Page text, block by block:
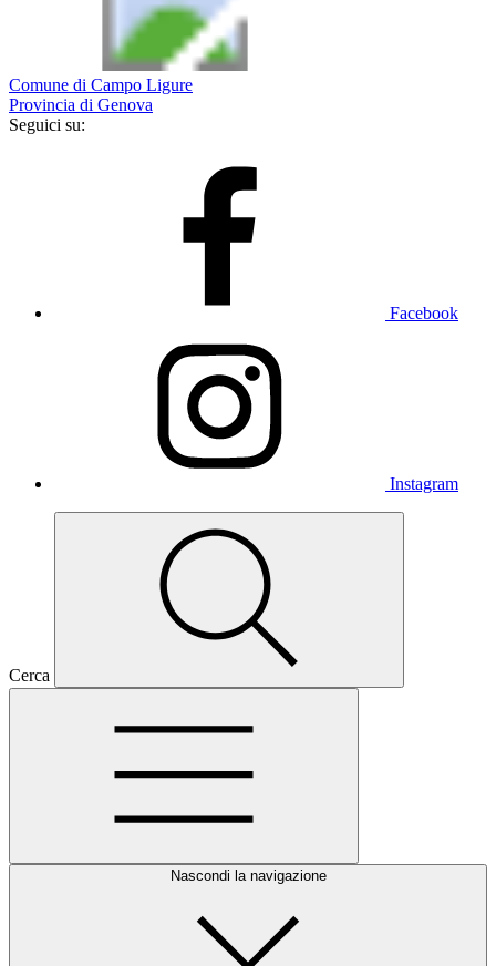
Comune di Campo Ligure
Provincia di Genova
Seguici su:
Facebook
Instagram
Cerca
Nascondi la navigazione